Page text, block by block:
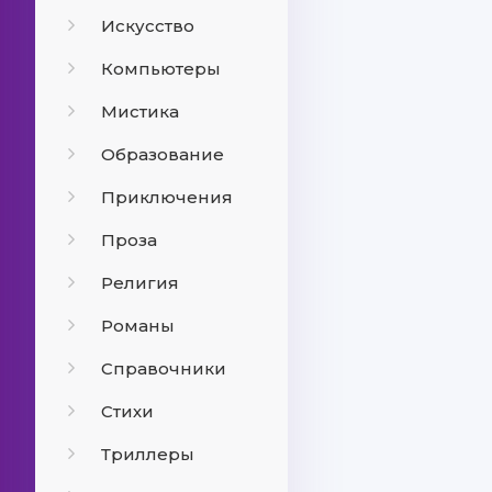
Искусство
Компьютеры
Мистика
Образование
Приключения
Проза
Религия
Романы
Справочники
Стихи
Триллеры